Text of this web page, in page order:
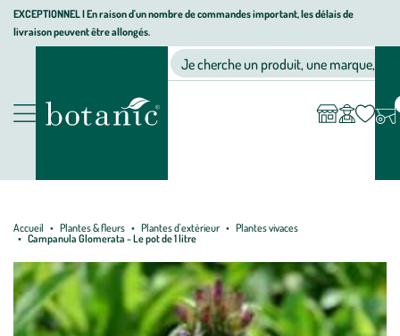
Aller
Aller
au
Aller
au
page
EXCEPTIONNEL I En raison d'un nombre de commandes important, les délais de
livraison peuvent être allongés.
Nos produits
Jardinerie écologique, animalerie, décoration, alimentation bio
Je cherche un produit, une marque, un
compte
Accueil Plantes & fleurs Plantes d'extérieur
Plantes vivaces
Campanula Glomerata - Le pot de 1 litre